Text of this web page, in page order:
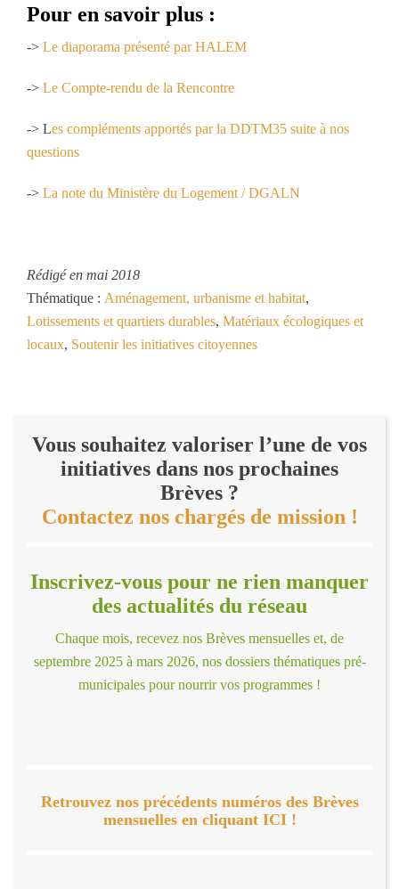
Pour en savoir plus :
-> Le diaporama présenté par HALEM
-> Le Compte-rendu de la Rencontre
-> Les compléments apportés par la DDTM35 suite à nos
questions
-> La note du Ministère du Logement / DGALN
Rédigé en mai 2018
Thématique : Aménagement, urbanisme et habitat,
Lotissements et quartiers durables, Matériaux écologiques et
locaux, Soutenir les initiatives citoyennes
Vous souhaitez valoriser l’une de vos
initiatives dans nos prochaines
Brèves ?
Contactez nos chargés de mission !
Inscrivez-vous pour ne rien manquer
des actualités du réseau
Chaque mois, recevez nos Brèves mensuelles et, de
septembre 2025 à mars 2026, nos dossiers thématiques pré-
municipales pour nourrir vos programmes !
Retrouvez nos précédents numéros des Brèves
mensuelles en cliquant ICI !